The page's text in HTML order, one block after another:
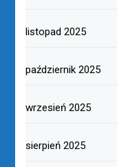
listopad 2025
październik 2025
wrzesień 2025
sierpień 2025